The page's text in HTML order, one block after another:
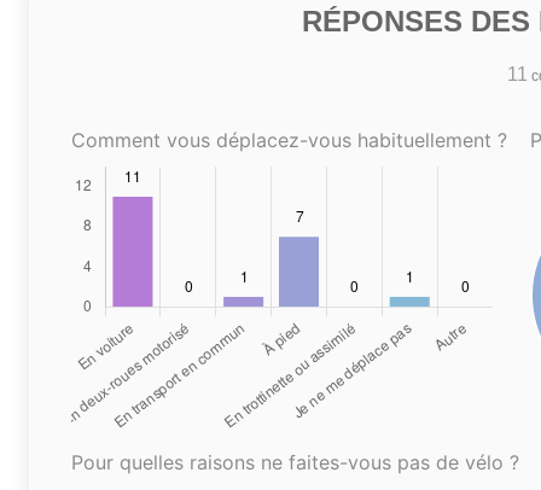
RÉPONSES
11
Comment vous déplacez-vous habituellement ?
Pour quelles raisons ne faites-vous pas de vélo ?